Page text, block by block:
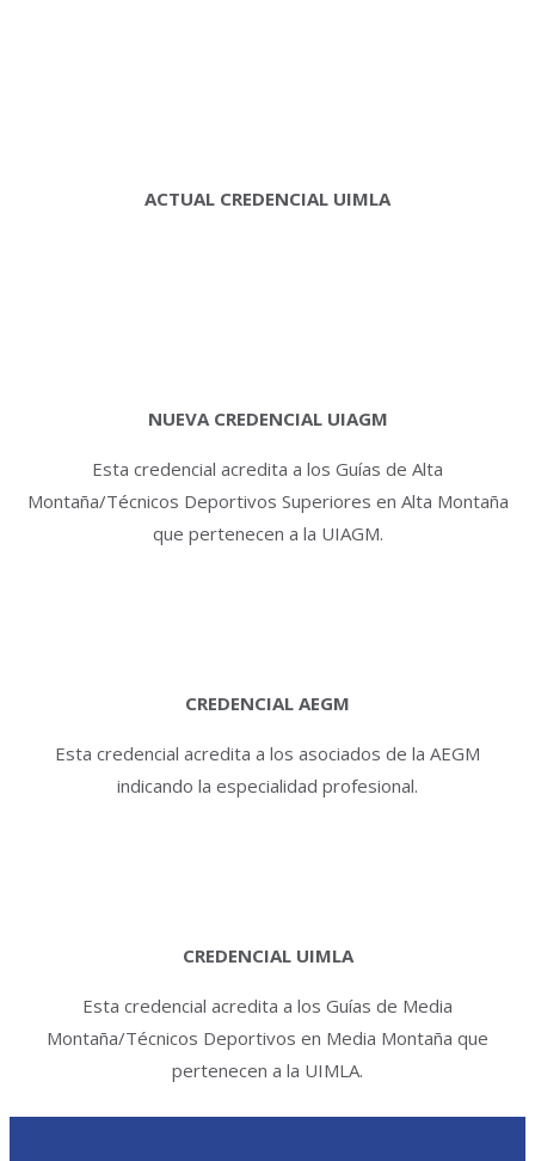
ACTUAL CREDENCIAL UIMLA
NUEVA CREDENCIAL UIAGM
Esta credencial acredita a los Guías de Alta
Montaña/Técnicos Deportivos Superiores en Alta Montaña
que pertenecen a la UIAGM.
CREDENCIAL AEGM
Esta credencial acredita a los asociados de la AEGM
indicando la especialidad profesional.
CREDENCIAL UIMLA
Esta credencial acredita a los Guías de Media
Montaña/Técnicos Deportivos en Media Montaña que
pertenecen a la UIMLA.